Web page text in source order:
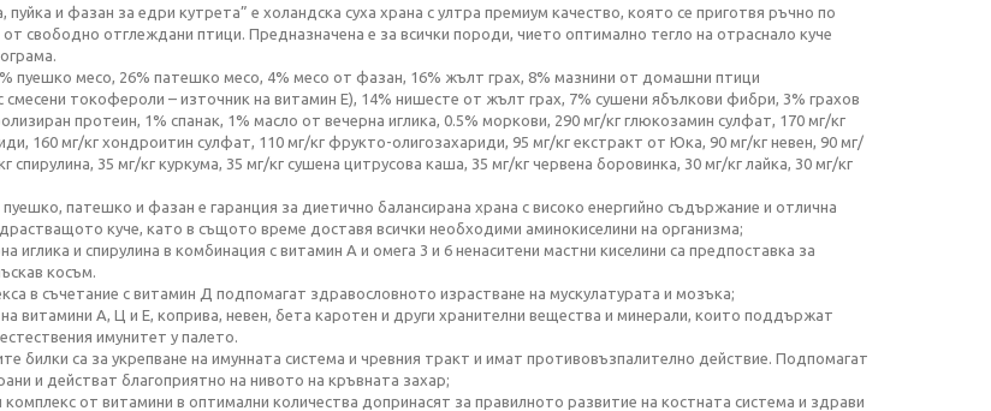
пуйка и фазан за едри кутрета” е холандска суха храна с ултра премиум качество, която се приготвя ръчно по
от свободно отглеждани птици. Предназначена е за всички породи, чието оптимално тегло на отраснало куче
пуешко месо, 26% патешко месо, 4% месо от фазан, 16% жълт грах, 8% мазнини от домашни птици
смесени токофероли – източник на витамин Е), 14% нишесте от жълт грах, 7% сушени ябълкови фибри, 3% грахов
протеин, 1% спанак, 1% масло от вечерна иглика, 0.5% моркови, 290 мг/кг глюкозамин сулфат, 170 мг/кг
160 мг/кг хондроитин сулфат, 110 мг/кг фрукто-олигозахариди, 95 мг/кг екстракт от Юка, 90 мг/кг невен, 90 мг/
спирулина, 35 мг/кг куркума, 35 мг/кг сушена цитрусовa каша, 35 мг/кг червена боровинка, 30 мг/кг лайка, 30 мг/кг
патешко и фазан е гаранция за диетично балансирана храна с високо енергийно съдържание и отлична
куче, като в същото време доставя всички необходими аминокиселини на организма;
иглика и спирулина в комбинация с витамин А и омега 3 и 6 ненаситени мастни киселини са предпоставка за
косъм.
в съчетание с витамин Д подпомагат здравословното израстване на мускулатурата и мозъка;
витамини А, Ц и Е, коприва, невен, бета каротен и други хранителни вещества и минерали, които поддържат
имунитет у палето.
билки са за укрепване на имунната система и чревния тракт и имат противовъзпалително действие. Подпомагат
и действат благоприятно на нивото на кръвната захар;
от витамини в оптимални количества допринасят за правилното развитие на костната система и здрави